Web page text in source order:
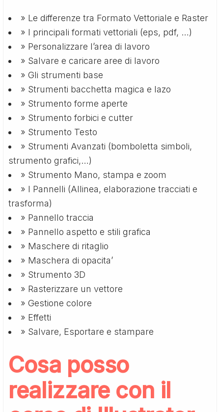
» Le differenze tra Formato Vettoriale e Raster
» I principali formati vettoriali (eps, pdf, …)
» Personalizzare l’area di lavoro
» Salvare e caricare aree di lavoro
» Gli strumenti base
» Strumenti bacchetta magica e lazo
» Strumento forme aperte
» Strumento forbici e cutter
» Strumento Testo
» Strumenti Avanzati (bomboletta simboli,
strumento grafici,…)
» Strumento Mano, stampa e zoom
» I Pannelli (Allinea, elaborazione tracciati e
trasforma)
» Pannello traccia
» Pannello aspetto e stili grafica
» Maschere di ritaglio
» Maschera di opacita’
» Strumento 3D
» Rasterizzare un vettore
» Gestione colore
» Effetti
» Salvare, Esportare e stampare
Cosa posso
realizzare con il